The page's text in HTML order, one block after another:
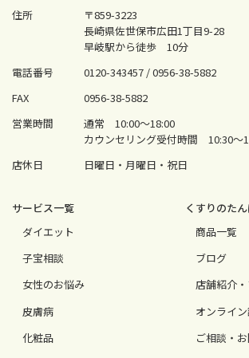
住所
〒859-3223
長崎県佐世保市広田1丁目9-28
早岐駅から徒歩 10分
電話番号
0120-343457 /0956-38-5882
FAX
0956-38-5882
営業時間
通常 10:00〜18:00
カウンセリング受付時間 10:30〜
店休日
日曜日・月曜日・祝日
サービス⼀覧
ダイエット
⼦宝相談
⼥性のお悩み
⽪膚病
化粧品
くすりのた
商品一覧
ブログ
店舗紹介
オンライ
ご相談・